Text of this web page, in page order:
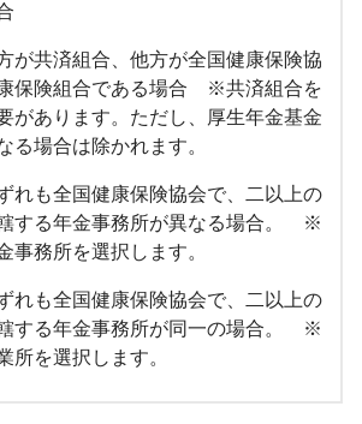
が共済組合、他方が全国健康保険協
保険組合である場合 ※共済組合を
があります。ただし、厚生年金基金
る場合は除かれます。
れも全国健康保険協会で、二以上の
する年金事務所が異なる場合。 ※
事務所を選択します。
れも全国健康保険協会で、二以上の
する年金事務所が同一の場合。 ※
所を選択します。